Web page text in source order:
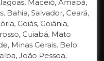
Maceió, Amapá,
Bahia, Salvador, Ceará,
Goiás, Goiânia,
Cuiabá, Mato
Minas Gerais, Belo
João Pessoa,